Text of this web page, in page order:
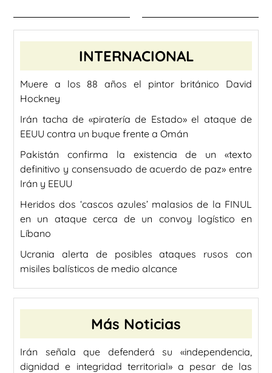
INTERNACIONAL
Muere a los 88 años el pintor británico David
Hockney
Irán tacha de «piratería de Estado» el ataque de
EEUU contra un buque frente a Omán
Pakistán confirma la existencia de un «texto
definitivo y consensuado de acuerdo de paz» entre
Irán y EEUU
Heridos dos ‘cascos azules’ malasios de la FINUL
en un ataque cerca de un convoy logístico en
Líbano
Ucrania alerta de posibles ataques rusos con
misiles balísticos de medio alcance
Más Noticias
Irán señala que defenderá su «independencia,
dignidad e integridad territorial» a pesar de las